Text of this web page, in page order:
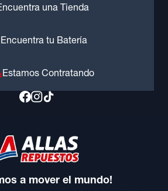
una Tienda
Encuentra tu Batería
Estamos Contratando
a mover el mundo!